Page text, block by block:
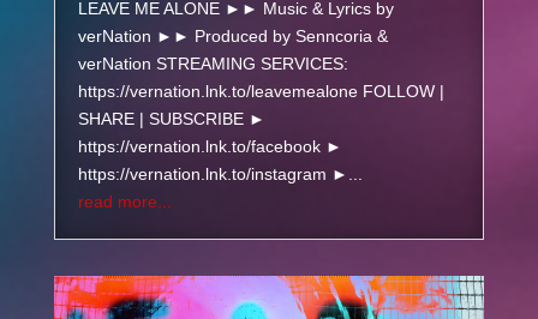
LEAVE ME ALONE ►► Music & Lyrics by
verNation ►► Produced by Senncoria &
verNation STREAMING SERVICES:
https://vernation.lnk.to/leavemealone FOLLOW |
SHARE | SUBSCRIBE ►
https://vernation.lnk.to/facebook ►
https://vernation.lnk.to/instagram ►...
read more...